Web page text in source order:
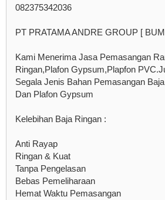
082375342036
PT PRATAMA ANDRE GROUP [
Kami Menerima Jasa Pemasangan
Ringan,Plafon Gypsum,Plapfon
Segala Jenis Bahan Pemasangan
Dan Plafon Gypsum
Kelebihan Baja Ringan :
Anti Rayap
Ringan & Kuat
Tanpa Pengelasan
Bebas Pemeliharaan
Hemat Waktu Pemasangan